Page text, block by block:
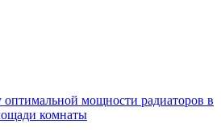
мощности радиаторов в
комнаты